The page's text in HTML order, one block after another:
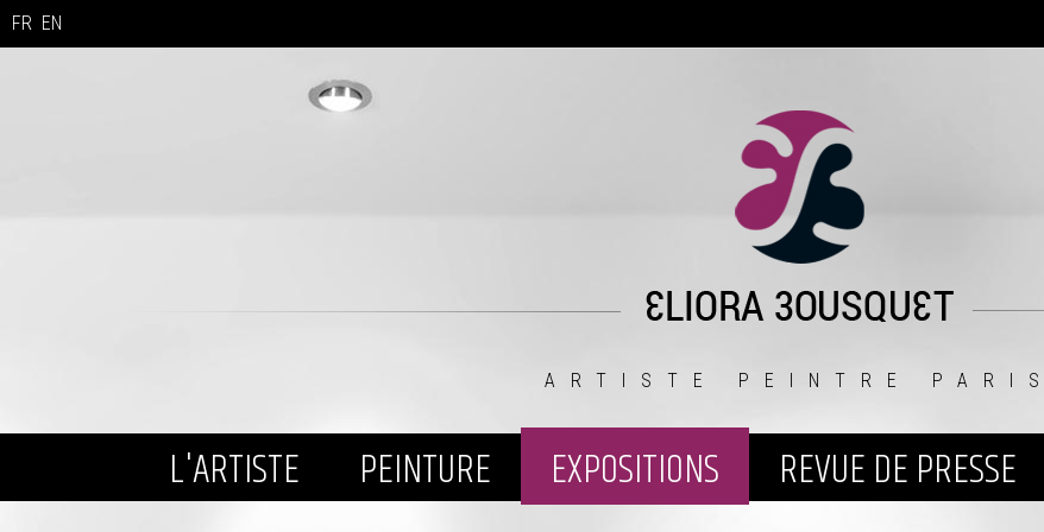
FR EN
ARTISTE PEINTRE PARIS
L'ARTISTE PEINTURE EXPOSITIONS REVUE DE PRESSE